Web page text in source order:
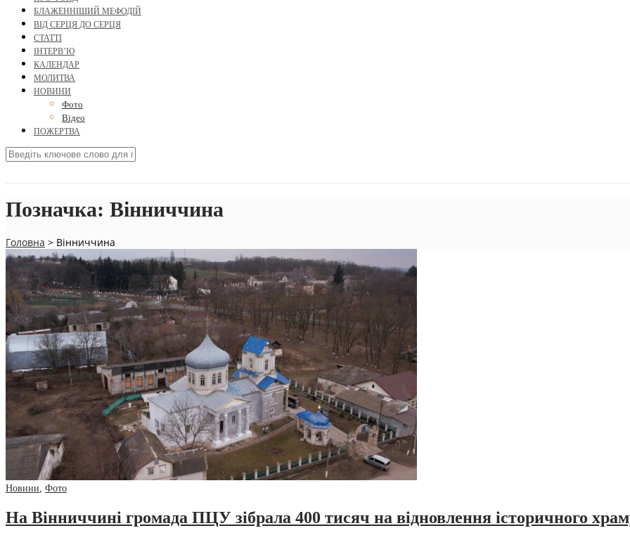
БЛАЖЕННІШИЙ МЕФОДІЙ
ВІД СЕРЦЯ ДО СЕРЦЯ
СТАТТІ
ІНТЕРВ’Ю
КАЛЕНДАР
МОЛИТВА
НОВИНИ
Фото
Відео
ПОЖЕРТВА
Позначка: Вінниччина
Головна > Вінниччина
Новини, Фото
На Вінниччині громада ПЦУ зібрала 400 тисяч на відновлення історичного